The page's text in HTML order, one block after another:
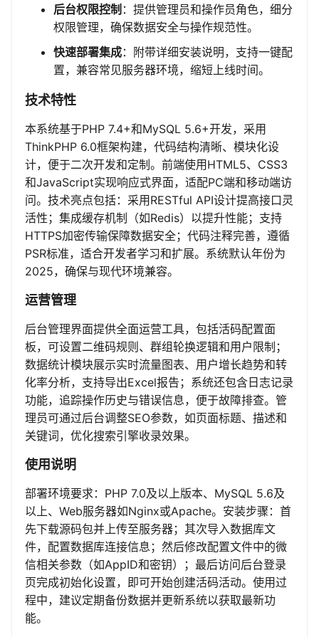
后台权限控制 ：提供管理员和操作员角色，细分
权限管理，确保数据安全与操作规范性。
快速部署集成：附带详细安装说明，支持一键配
置，兼容常见服务器环境，缩短上线时间。
技术特性
本系统基于PHP 7.4+和MySQL 5.6+开发，采用
ThinkPHP 6.0框架构建，代码结构清晰、模块化设
计，便于二次开发和定制。前端使用HTML5、CSS3
和JavaScript实现响应式界面，适配PC端和移动端访
问。技术亮点包括：采用RESTful API设计提高接口灵
活性；集成缓存机制（如Redis）以提升性能；支持
HTTPS加密传输保障数据安全；代码注释完善，遵循
PSR标准，适合开发者学习和扩展。系统默认年份为
2025，确保与现代环境兼容。
运营管理
后台管理界面提供全面运营工具，包括活码配置面
板，可设置二维码规则、群组轮换逻辑和用户限制；
数据统计模块展示实时流量图表、用户增长趋势和转
化率分析，支持导出Excel报告；系统还包含日志记录
功能，追踪操作历史与错误信息，便于故障排查。管
理员可通过后台调整SEO参数，如页面标题、描述和
关键词，优化搜索引擎收录效果。
使用说明
部署环境要求：PHP 7.0及以上版本、MySQL 5.6及
以上、Web服务器如Nginx或Apache。安装步骤：首
先下载源码包并上传至服务器；其次导入数据库文
件，配置数据库连接信息；然后修改配置文件中的微
信相关参数（如AppID和密钥）；最后访问后台登录
页完成初始化设置，即可开始创建活码活动。使用过
程中，建议定期备份数据并更新系统以获取最新功
能。